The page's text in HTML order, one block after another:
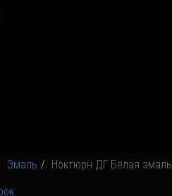
Эмаль Ноктюрн ДГ Белая эмаль